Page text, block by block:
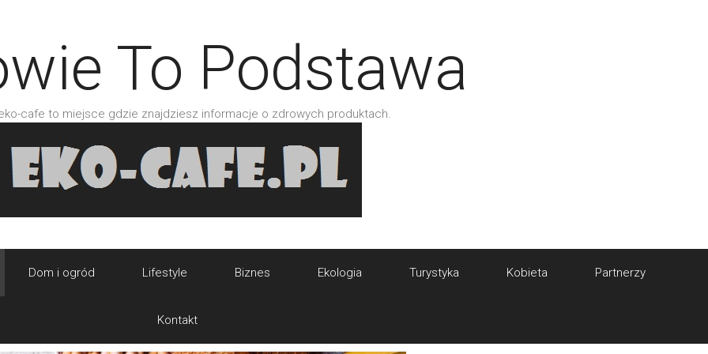
To Podstawa
cafe to miejsce gdzie znajdziesz informacje o zdrowych produktach.
Dom i ogród Lifestyle Biznes Ekologia Turystyka Kobieta Partnerzy
Kontakt